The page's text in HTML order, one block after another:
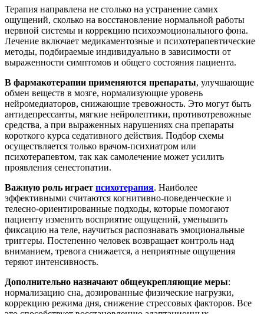
Терапия направлена не столько на устранение самих
ощущений, сколько на восстановление нормальной работы
нервной системы и коррекцию психоэмоционального фона.
Лечение включает медикаментозные и психотерапевтические
методы, подбираемые индивидуально в зависимости от
выраженности симптомов и общего состояния пациента.
В фармакотерапии применяются препараты, улучшающие
обмен веществ в мозге, нормализующие уровень
нейромедиаторов, снижающие тревожность. Это могут быть
антидепрессанты, мягкие нейролептики, противотревожные
средства, а при выраженных нарушениях сна препараты
короткого курса седативного действия. Подбор схемы
осуществляется только врачом-психиатром или
психотерапевтом, так как самолечение может усилить
проявления сенестопатии.
Важную роль играет психотерапия. Наиболее
эффективными считаются когнитивно-поведенческие и
телесно-ориентированные подходы, которые помогают
пациенту изменить восприятие ощущений, уменьшить
фиксацию на теле, научиться распознавать эмоциональные
триггеры. Постепенно человек возвращает контроль над
вниманием, тревога снижается, а неприятные ощущения
теряют интенсивность.
Дополнительно назначают общеукрепляющие меры:
нормализацию сна, дозированные физические нагрузки,
коррекцию режима дня, снижение стрессовых факторов. Все